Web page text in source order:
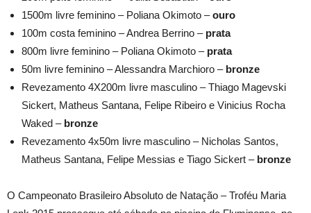
1500m livre feminino – Poliana Okimoto –ouro
100m costa feminino – Andrea Berrino – prata
800m livre feminino – Poliana Okimoto – prata
50m livre feminino – Alessandra Marchioro – bronze
Revezamento 4X200m livre masculino – Thiago Magevski
Sickert, Matheus Santana, Felipe Ribeiro e Vinicius Rocha
Waked – bronze
Revezamento 4x50m livre masculino – Nicholas Santos,
Matheus Santana, Felipe Messias e Tiago Sickert – bronze
O Campeonato Brasileiro Absoluto de Natação – Troféu Maria